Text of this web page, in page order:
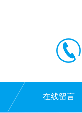
在线留言